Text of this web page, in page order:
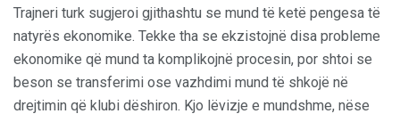
Trajneri turk sugjeroi gjithashtu se mund të ketë pengesa të
natyrës ekonomike. Tekke tha se ekzistojnë disa probleme
ekonomike që mund ta komplikojnë procesin, por shtoi se
beson se transferimi ose vazhdimi mund të shkojë në
drejtimin që klubi dëshiron. Kjo lëvizje e mundshme, nëse